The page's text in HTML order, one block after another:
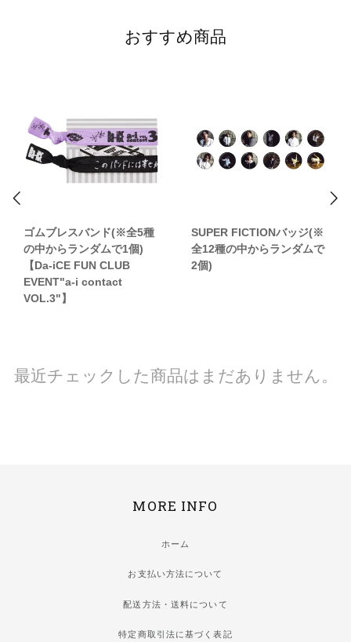
おすすめ商品
ゴムブレスバンド(※全5種
の中からランダムで1個)
【Da-iCE FUN CLUB
EVENT"a-i contact
VOL.3"】
SUPER FICTIONバッジ(※
全12種の中からランダムで
2個)
最近チェックした商品はまだありません。
MORE INFO
ホーム
お支払い方法について
配送方法・送料について
特定商取引法に基づく表記